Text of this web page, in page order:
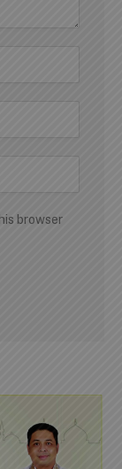
browser